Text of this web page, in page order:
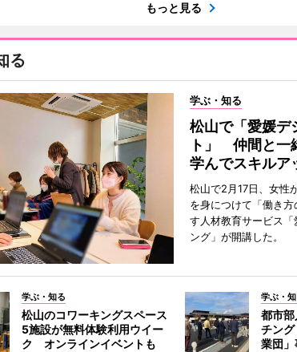
もっと見る
る
学ぶ・知る
松山で「愛媛デ
ト」 仲間と一
学んでスキルア
松山で2月17日、女性
を身につけて「働き
す人材教育サービス「
ング」が開講した。
学ぶ・知る
松山のコワーキングスペース
5施設が無料体験利用ウイー
ク オンラインイベントも
学ぶ・
都市
チン
業団